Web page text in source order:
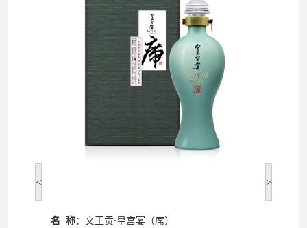
< >
名 称：文王贡·皇宫宴（席）